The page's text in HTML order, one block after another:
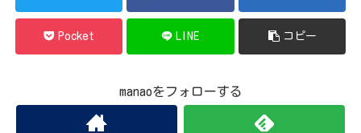
Pocket LINE コピー
manaoをフォローする